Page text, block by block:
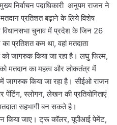
निर्वाचन पदाधिकारी अनुपम राजन ने
प्रतिशत बढ़ाने के लिये विशेष
विधानसभा चुनाव में प्रदेश के जिन 26
प्रतिशत कम था, वहां मतदाता
जागरुक किया जा रहा है। लघु फिल्म,
मतदान का महत्व और लोकतंत्र में
जागरुक किया जा रहा है। सीईओ राजन
स्लोगन, लेखन की प्रतियोगिताएं
सहभागी बन सकते है।
किया जाए। ट्रू कॉलर, यूपीआई पेमेंट,